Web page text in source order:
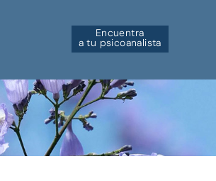
Encuentra
a tu psicoanalista